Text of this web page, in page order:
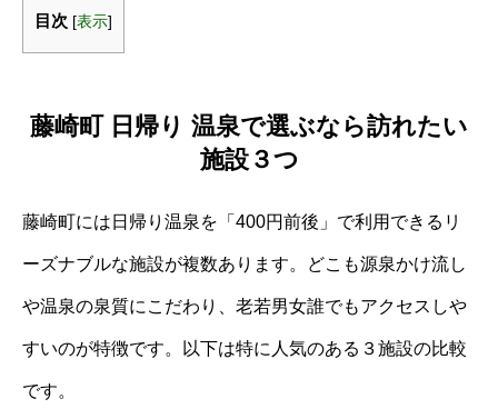
目次 [表示]
藤崎町 日帰り 温泉で選ぶなら訪れたい
施設３つ
藤崎町には日帰り温泉を「400円前後」で利用できるリ
ーズナブルな施設が複数あります。どこも源泉かけ流し
や温泉の泉質にこだわり、老若男女誰でもアクセスしや
すいのが特徴です。以下は特に人気のある３施設の比較
です。